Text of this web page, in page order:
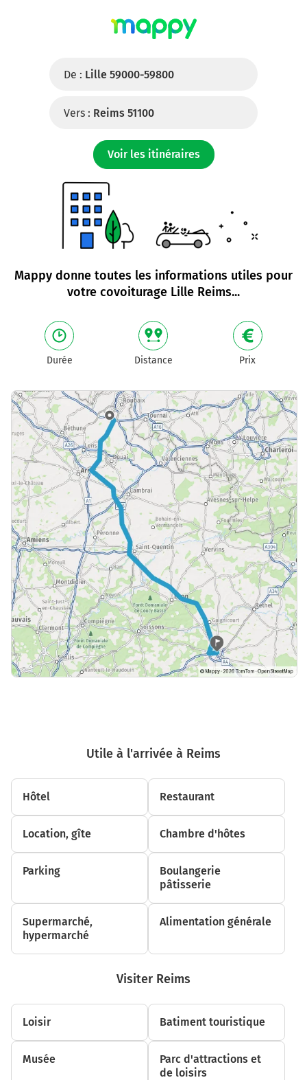
De : Lille 59000-59800
Vers : Reims 51100
Voir les itinéraires
Mappy donne toutes les informations utiles pour
votre covoiturage Lille Reims...
Durée Distance Prix
Utile à l'arrivée à Reims
Hôtel Restaurant
Location, gîte Chambre d'hôtes
Parking
Boulangerie
pâtisserie
Supermarché,
hypermarché
Alimentation générale
Visiter Reims
Loisir Batiment touristique
Musée
Parc d'attractions et
de loisirs